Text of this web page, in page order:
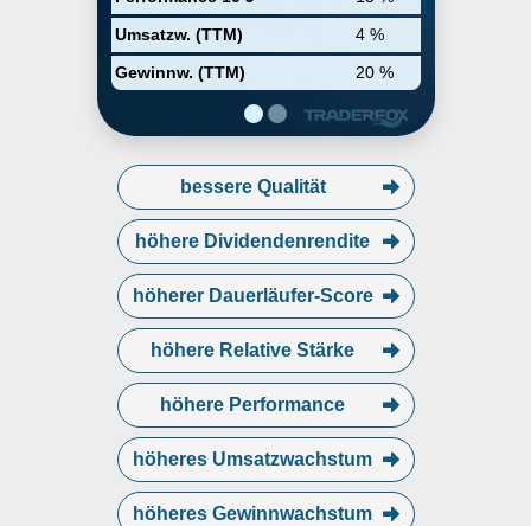
Umsatzw. (TTM)
4 %
Gewinnw. (TTM)
20 %
bessere Qualität
höhere Dividendenrendite
höherer Dauerläufer-Score
höhere Relative Stärke
höhere Performance
höheres Umsatzwachstum
höheres Gewinnwachstum